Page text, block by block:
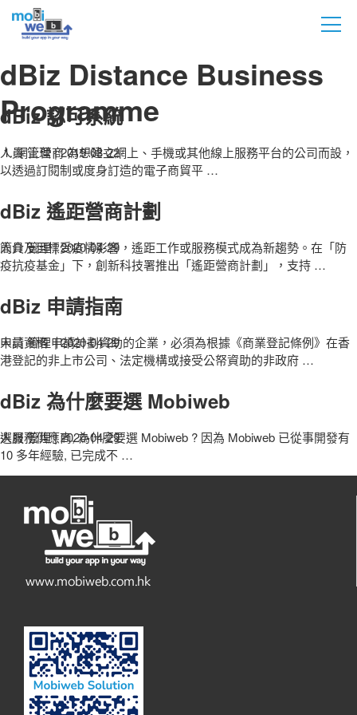
dBiz Distance Business
Programme
dBiz 認可系統
人員 管理|2019-03-22
1. 網上營商 為想建立網上、手機或其他線上服務平台的公司而設，
以透過訂閱制或度身訂造的電子商貿平 …
dBiz 遙距營商計劃
人員 管理|2020-04-29
簡介及目標受疫情影響，遙距工作或服務模式成為新趨勢。在「防
疫抗疫基金」下，創新科技署推出「遙距營商計劃」，支持 …
dBiz 申請指南
人員 管理 |2020-04-29
申請資格 申請計劃資助的企業，必須為根據《商業登記條例》在香
港登記的非上市公司、法定機構或接受公帑資助的非政府 …
dBiz 為什麼要選 Mobiweb
人員 管理|2020-04-29
選服務供應商, 為什麼要選 Mobiweb ? 因為 Mobiweb 已從事開發有
10 多年經驗, 已完成不 …